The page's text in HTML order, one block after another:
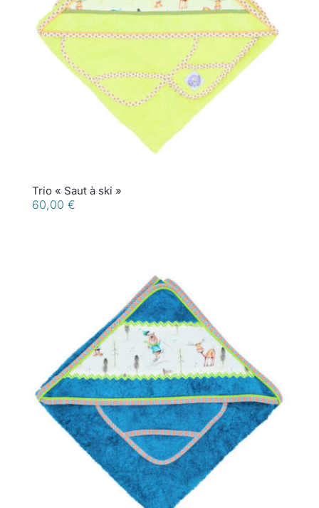
Trio « Saut à ski »
60,00 €